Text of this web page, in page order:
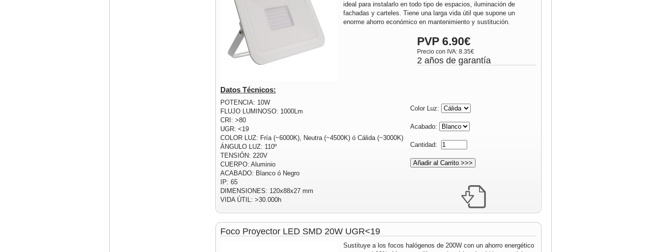
ideal para instalarlo en todo tipo de espacios, iluminación de
fachadas y carteles. Tiene una larga vida útil que supone un
enorme ahorro económico en mantenimiento y sustitución.
PVP 6.90€
Precio con IVA: 8.35€
2 años de garantía
Datos Técnicos:
POTENCIA: 10W
FLUJO LUMINOSO: 1000Lm
CRI: >80
UGR: <19
COLOR LUZ: Fría (~6000K), Neutra (~4500K) ó Cálida (~3000K)
ÁNGULO LUZ: 110º
TENSIÓN: 220V
CUERPO: Aluminio
ACABADO: Blanco ó Negro
IP: 65
DIMENSIONES: 120x88x27 mm
VIDA ÚTIL: >30.000h
Color Luz:
Acabado:
Cantidad:
Foco Proyector LED SMD 20W UGR<19
Sustituye a los focos halógenos de 200W con un ahorro energético